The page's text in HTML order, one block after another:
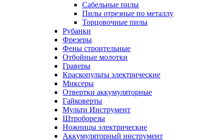
Сабельные пилы
Пилы отрезные по металлу
Торцовочные пилы
Рубанки
Фрезеры
Фены строительные
Отбойные молотки
Граверы
Краскопульты электрические
Миксеры
Отвертки аккумуляторные
Гайковерты
Мульти Инструмент
Штроборезы
Ножницы электрические
Аккумуляторный инструмент